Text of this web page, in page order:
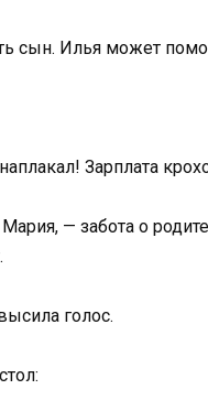
сын. Илья может
Зарплата
— забота о
голос.